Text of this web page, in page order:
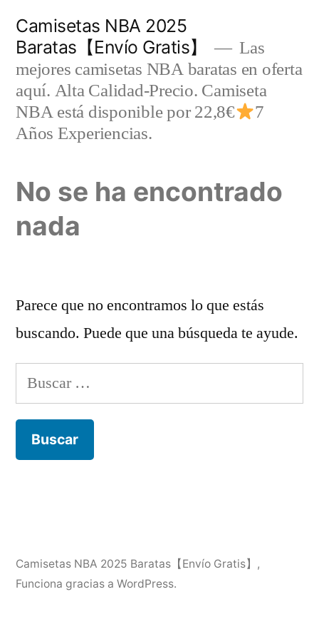
contenido
Camisetas NBA 2025
Baratas【Envío Gratis】
Las
mejores camisetas NBA baratas en oferta
aquí. Alta Calidad-Precio. Camiseta
NBA está disponible por 22,8€
7
Años Experiencias.
No se ha encontrado
nada
Parece que no encontramos lo que estás
buscando. Puede que una búsqueda te ayude.
Buscar:
Camisetas NBA 2025 Baratas【Envío Gratis】
,
Funciona gracias a WordPress.